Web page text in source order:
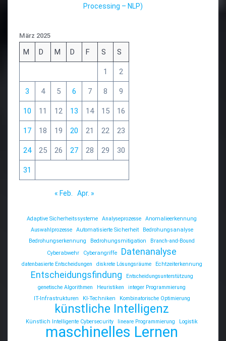
Processing – NLP)
März 2025
M D M D F S S
1 2
3 4 5 6 7 8 9
10 11 12 13 14 15 16
17 18 19 20 21 22 23
24 25 26 27 28 29 30
31
« Feb. Apr. »
Adaptive Sicherheitssysteme Analyseprozesse
Anomalieerkennung
Auswahlprozesse
Automatisierte Sicherheit
Bedrohungsanalyse
Bedrohungserkennung
Bedrohungsmitigation
Branch-and-Bound
Cyberabwehr
Cyberangriffe Datenanalyse
datenbasierte Entscheidungen diskrete Lösungsräume Echtzeiterkennung
Entscheidungsfindung
Entscheidungsunterstützung
genetische Algorithmen
Heuristiken
integer Programmierung
IT-Infrastrukturen
KI-Techniken Kombinatorische Optimierung
künstliche Intelligenz
Künstlich Intelligente Cybersecurity lineare Programmierung Logistik
maschinelles Lernen